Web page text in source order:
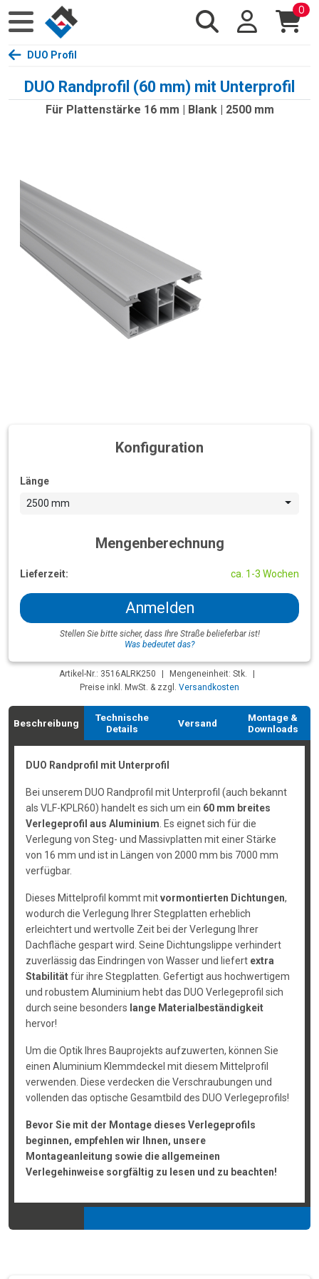
0
DUO Profil
DUO Randprofil (60 mm) mit Unterprofil
Für Plattenstärke 16 mm | Blank | 2500 mm
Konfiguration
Länge
2500 mm
Mengenberechnung
Lieferzeit: ca. 1-3 Wochen
Anmelden
Stellen Sie bitte sicher, dass Ihre Straße belieferbar ist!
Was bedeutet das?
Artikel-Nr.: 3516ALRK250 Mengeneinheit: Stk.
Preise inkl. MwSt. & zzgl. Versandkosten
Beschreibung
Technische
Details
Versand
Montage &
Downloads
DUO Randprofil mit Unterprofil
Bei unserem DUO Randprofil mit Unterprofil (auch bekannt
als VLF-KPLR60) handelt es sich um ein 60 mm breites
Verlegeprofil aus Aluminium . Es eignet sich für die
Verlegung von Steg- und Massivplatten mit einer Stärke
von 16 mm und ist in Längen von 2000 mm bis 7000 mm
verfügbar.
Dieses Mittelprofil kommt mitvormontierten Dichtungen,
wodurch die Verlegung Ihrer Stegplatten erheblich
erleichtert und wertvolle Zeit bei der Verlegung Ihrer
Dachfläche gespart wird. Seine Dichtungslippe verhindert
zuverlässig das Eindringen von Wasser und liefert extra
Stabilitätfür ihre Stegplatten. Gefertigt aus hochwertigem
und robustem Aluminium hebt das DUO Verlegeprofil sich
durch seine besonders lange Materialbeständigkeit
hervor!
Um die Optik Ihres Bauprojekts aufzuwerten, können Sie
einen Aluminium Klemmdeckel mit diesem Mittelprofil
verwenden. Diese verdecken die Verschraubungen und
vollenden das optische Gesamtbild des DUO Verlegeprofils!
Bevor Sie mit der Montage dieses Verlegeprofils
beginnen, empfehlen wir Ihnen, unsere
Montageanleitung sowie die allgemeinen
Verlegehinweise sorgfältig zu lesen und zu beachten!